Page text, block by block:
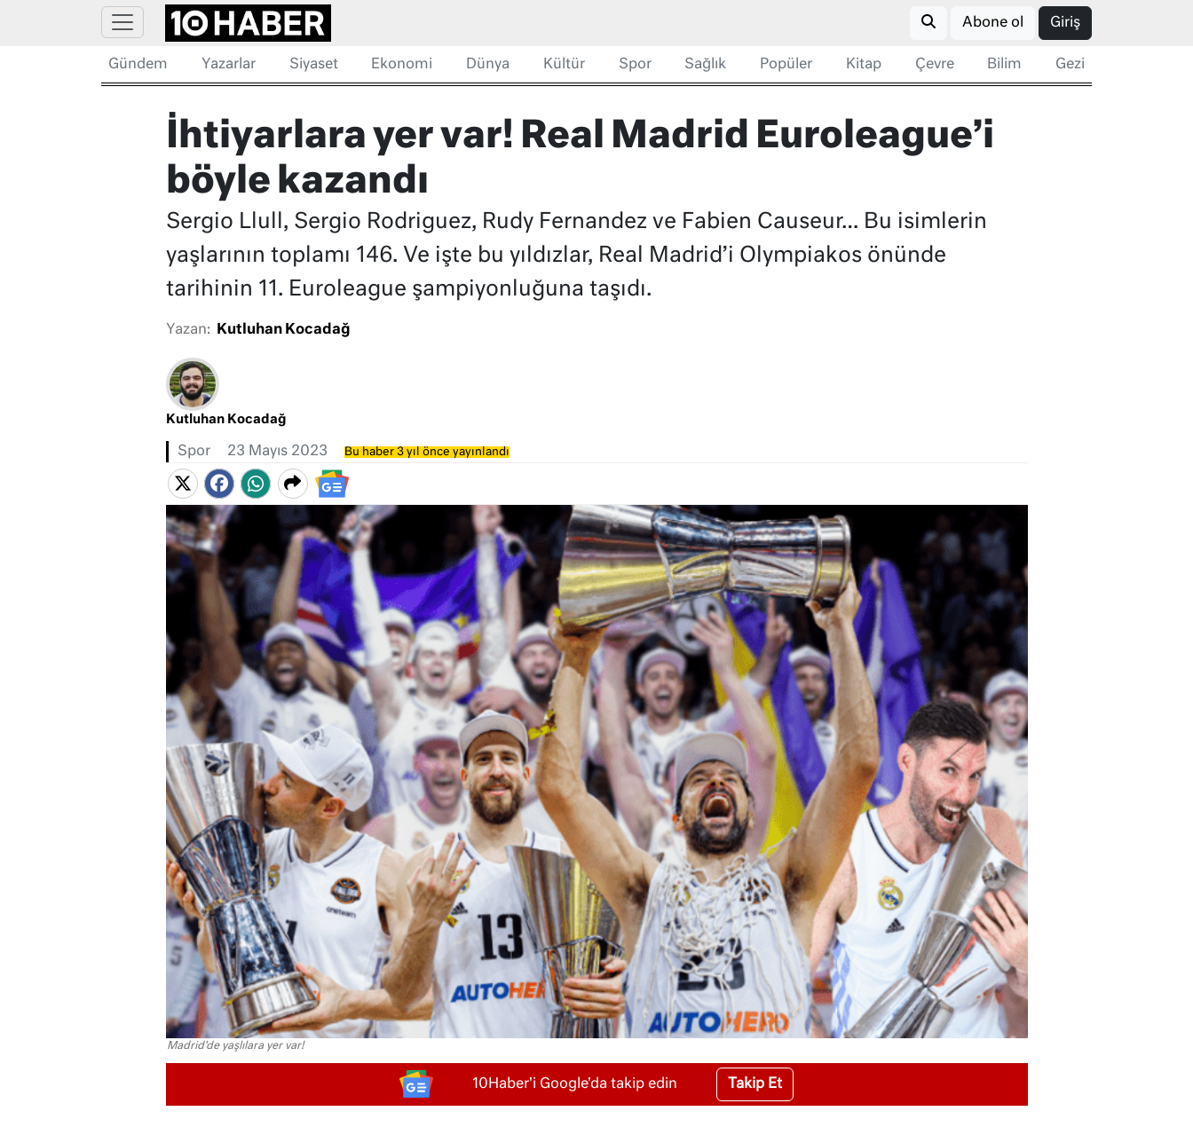
Abone ol Giriş
Gündem Yazarlar Siyaset Ekonomi Dünya Kültür Spor Sağlık Popüler Kitap Çevre Bilim Gezi
İhtiyarlara yer var! Real Madrid Euroleague’i
böyle kazandı
Sergio Llull, Sergio Rodriguez, Rudy Fernandez ve Fabien Causeur… Bu isimlerin
yaşlarının toplamı 146. Ve işte bu yıldızlar, Real Madrid’i Olympiakos önünde
tarihinin 11. Euroleague şampiyonluğuna taşıdı.
Yazan: Kutluhan Kocadağ
Kutluhan Kocadağ
Spor 23 Mayıs 2023 Bu haber 3 yıl önce yayınlandı
Madrid'de yaşlılara yer var!
10Haber'i Google'da takip edin Takip Et